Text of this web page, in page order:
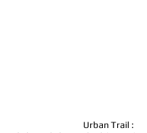
Urban Trail :